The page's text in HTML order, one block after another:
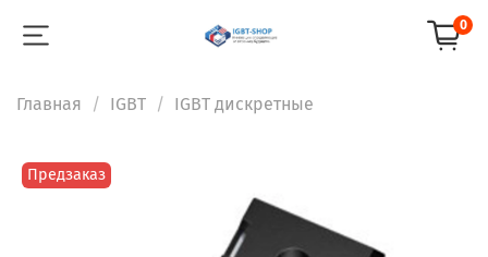
0
Главная IGBT IGBT дискретные
Предзаказ